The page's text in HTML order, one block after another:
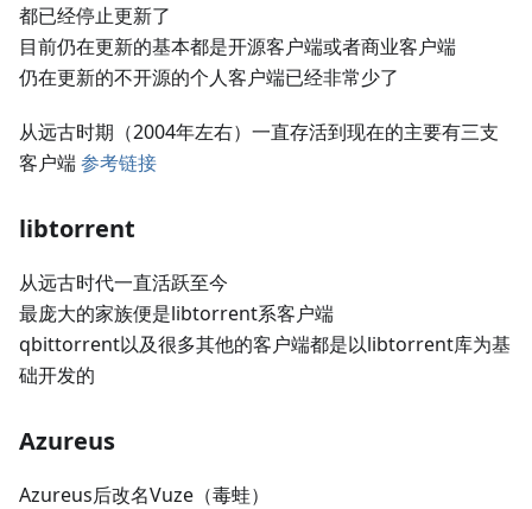
都已经停止更新了
目前仍在更新的基本都是开源客户端或者商业客户端
仍在更新的不开源的个人客户端已经非常少了
从远古时期（2004年左右）一直存活到现在的主要有三支
客户端参考链接
libtorrent
从远古时代一直活跃至今
最庞大的家族便是libtorrent系客户端
qbittorrent以及很多其他的客户端都是以libtorrent库为基
础开发的
Azureus
Azureus后改名Vuze（毒蛙）